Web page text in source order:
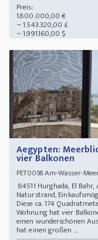
Preis:
1.800.000,00 €
~ 1.543.320,00 £
~ 1.991.160,00 $
Aegypten:
vier Balkonen
PET0098Am-Wasser-
84511 Hurghada, El
Naturstrand,
Diese ca. 174
Wohnung hat vier
einen wunderschönen
hat einen großen ...